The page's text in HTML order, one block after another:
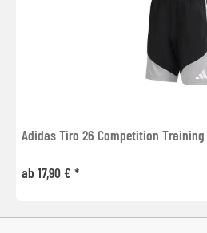
Adidas Tiro 26 Competition
ab 17,90 € *